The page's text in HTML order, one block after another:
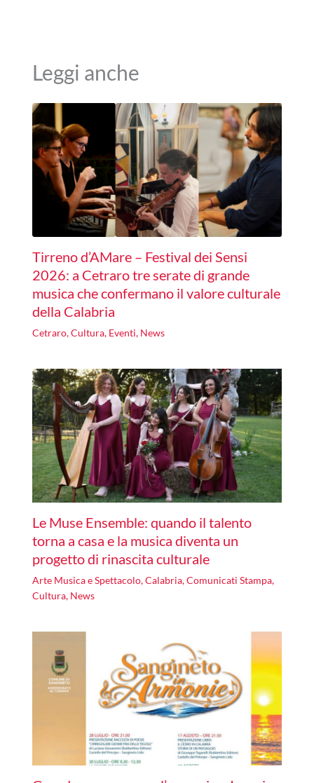
Leggi anche
Tirreno d’AMare – Festival dei Sensi
2026: a Cetraro tre serate di grande
musica che confermano il valore culturale
della Calabria
Cetraro,Cultura, Eventi, News
Le Muse Ensemble: quando il talento
torna a casa e la musica diventa un
progetto di rinascita culturale
Arte Musica e Spettacolo,Calabria,Comunicati Stampa,
Cultura, News